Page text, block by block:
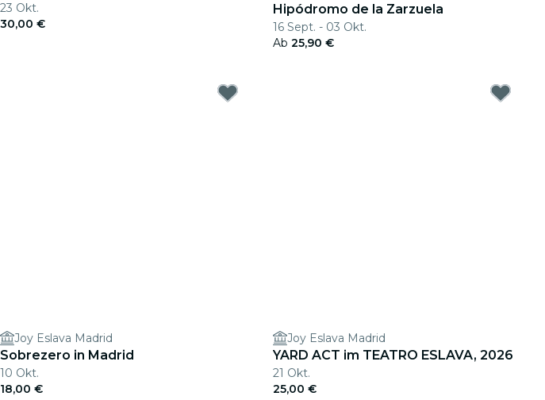
23 Okt.
30,00 €
Hipódromo de la Zarzuela
16 Sept. - 03 Okt.
Ab 25,90 €
Joy Eslava Madrid
Sobrezero in Madrid
10 Okt.
18,00 €
Joy Eslava Madrid
YARD ACT im TEATRO ESLAVA, 2026
21 Okt.
25,00 €